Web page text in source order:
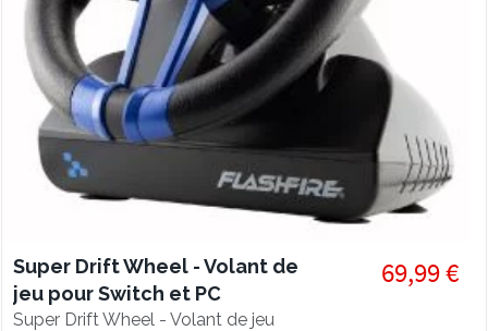
Super Drift Wheel - Volant de
jeu pour Switch et PC
Super Drift Wheel - Volant de jeu
69,99 €